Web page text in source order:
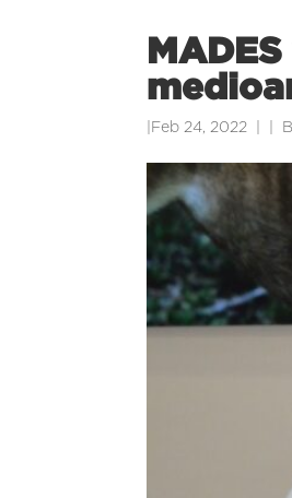
Feb 24, 2022